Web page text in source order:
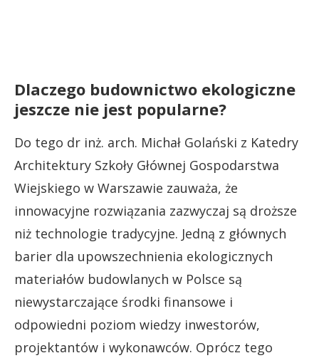
Dlaczego budownictwo ekologiczne
jeszcze nie jest popularne?
Do tego dr inż. arch. Michał Golański z Katedry
Architektury Szkoły Głównej Gospodarstwa
Wiejskiego w Warszawie zauważa, że
innowacyjne rozwiązania zazwyczaj są droższe
niż technologie tradycyjne. Jedną z głównych
barier dla upowszechnienia ekologicznych
materiałów budowlanych w Polsce są
niewystarczające środki finansowe i
odpowiedni poziom wiedzy inwestorów,
projektantów i wykonawców. Oprócz tego